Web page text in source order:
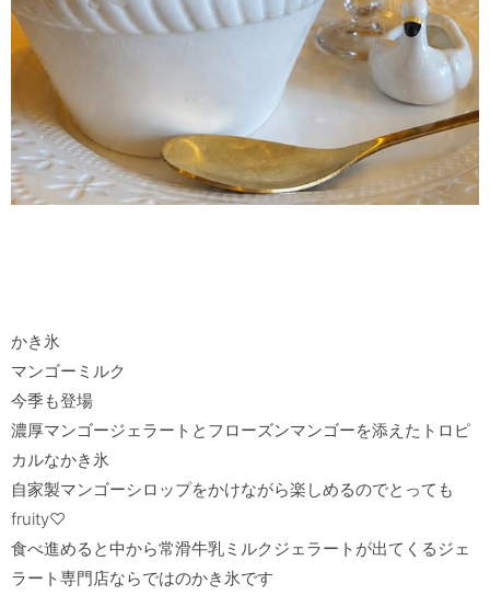
かき氷
マンゴーミルク
今季も登場
濃厚マンゴージェラートとフローズンマンゴーを添えたトロピ
カルなかき氷
自家製マンゴーシロップをかけながら楽しめるのでとっても
fruity♡
食べ進めると中から常滑牛乳ミルクジェラートが出てくるジェ
ラート専門店ならではのかき氷です